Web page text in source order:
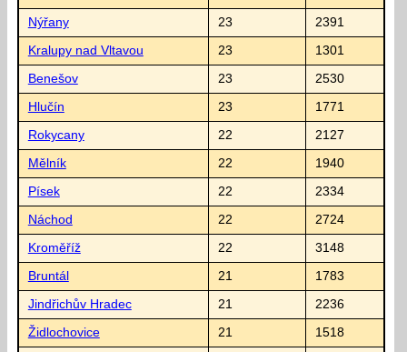
Nýřany 23 2391
Kralupy nad Vltavou 23 1301
Benešov 23 2530
Hlučín 23 1771
Rokycany 22 2127
Mělník 22 1940
Písek 22 2334
Náchod 22 2724
Kroměříž 22 3148
Bruntál 21 1783
Jindřichův Hradec 21 2236
Židlochovice 21 1518